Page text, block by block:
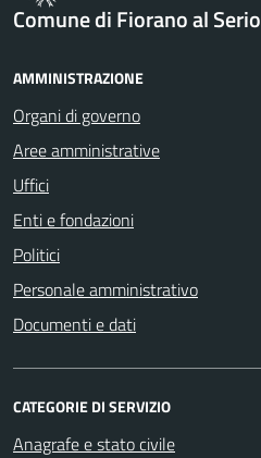
Comune di Fiorano al Serio
AMMINISTRAZIONE
Organi di governo
Aree amministrative
Uffici
Enti e fondazioni
Politici
Personale amministrativo
Documenti e dati
CATEGORIE DI SERVIZIO
Anagrafe e stato civile